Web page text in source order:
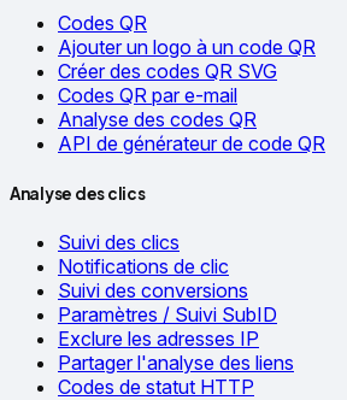
Codes QR
Ajouter un logo à un code QR
Créer des codes QR SVG
Codes QR par e-mail
Analyse des codes QR
API de générateur de code QR
Analyse des clics
Suivi des clics
Notifications de clic
Suivi des conversions
Paramètres / Suivi SubID
Exclure les adresses IP
Partager l'analyse des liens
Codes de statut HTTP